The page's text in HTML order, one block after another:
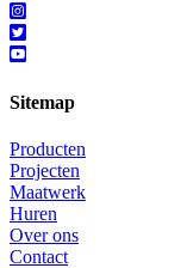
Sitemap
Producten
Projecten
Maatwerk
Huren
Over ons
Contact